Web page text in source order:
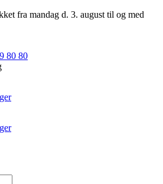
fra mandag d. 3. august til og med
80 80